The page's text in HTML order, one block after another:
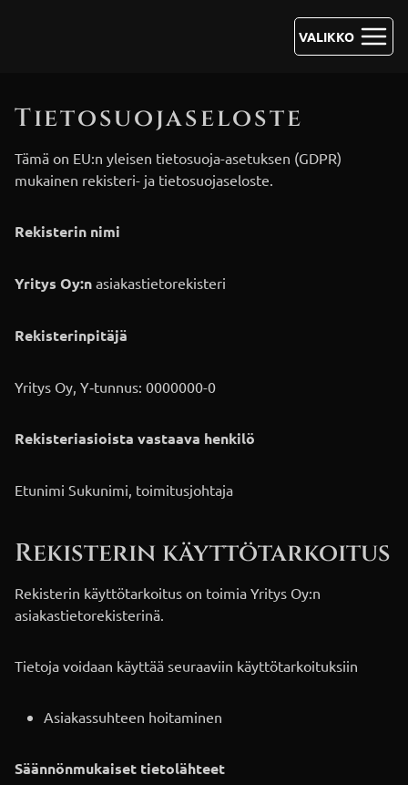
VALIKKO
Tietosuojaseloste
Tämä on EU:n yleisen tietosuoja-asetuksen (GDPR)
mukainen rekisteri- ja tietosuojaseloste.
Rekisterin nimi
Yritys Oy:n asiakastietorekisteri
Rekisterinpitäjä
Yritys Oy, Y‑tunnus: 0000000-0
Rekisteriasioista vastaava henkilö
Etunimi Sukunimi, toimitusjohtaja
Rekisterin käyttötarkoitus​
Rekisterin käyttötarkoitus on toimia Yritys Oy:n
asiakastietorekisterinä.
Tietoja voidaan käyttää seuraaviin käyttötarkoituksiin
Asiakassuhteen hoitaminen
Säännönmukaiset tietolähteet